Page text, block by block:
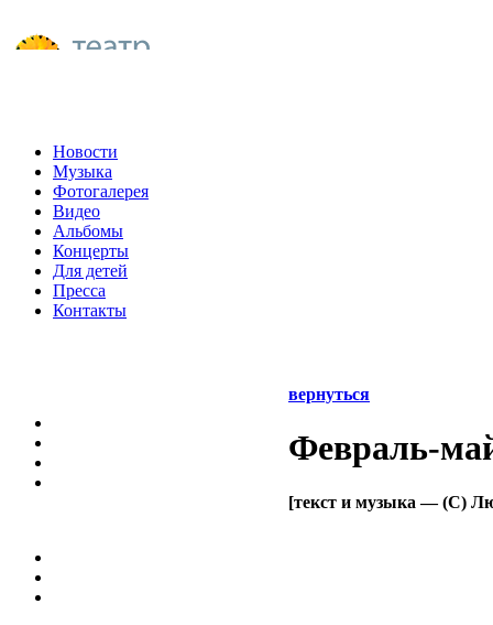
Новости
Музыка
Фотогалерея
Видео
Альбомы
Концерты
Для детей
Пресса
Контакты
вернуться
Февраль-
[текст и музыка — (С)